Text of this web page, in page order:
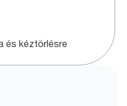
és kéztörlésre